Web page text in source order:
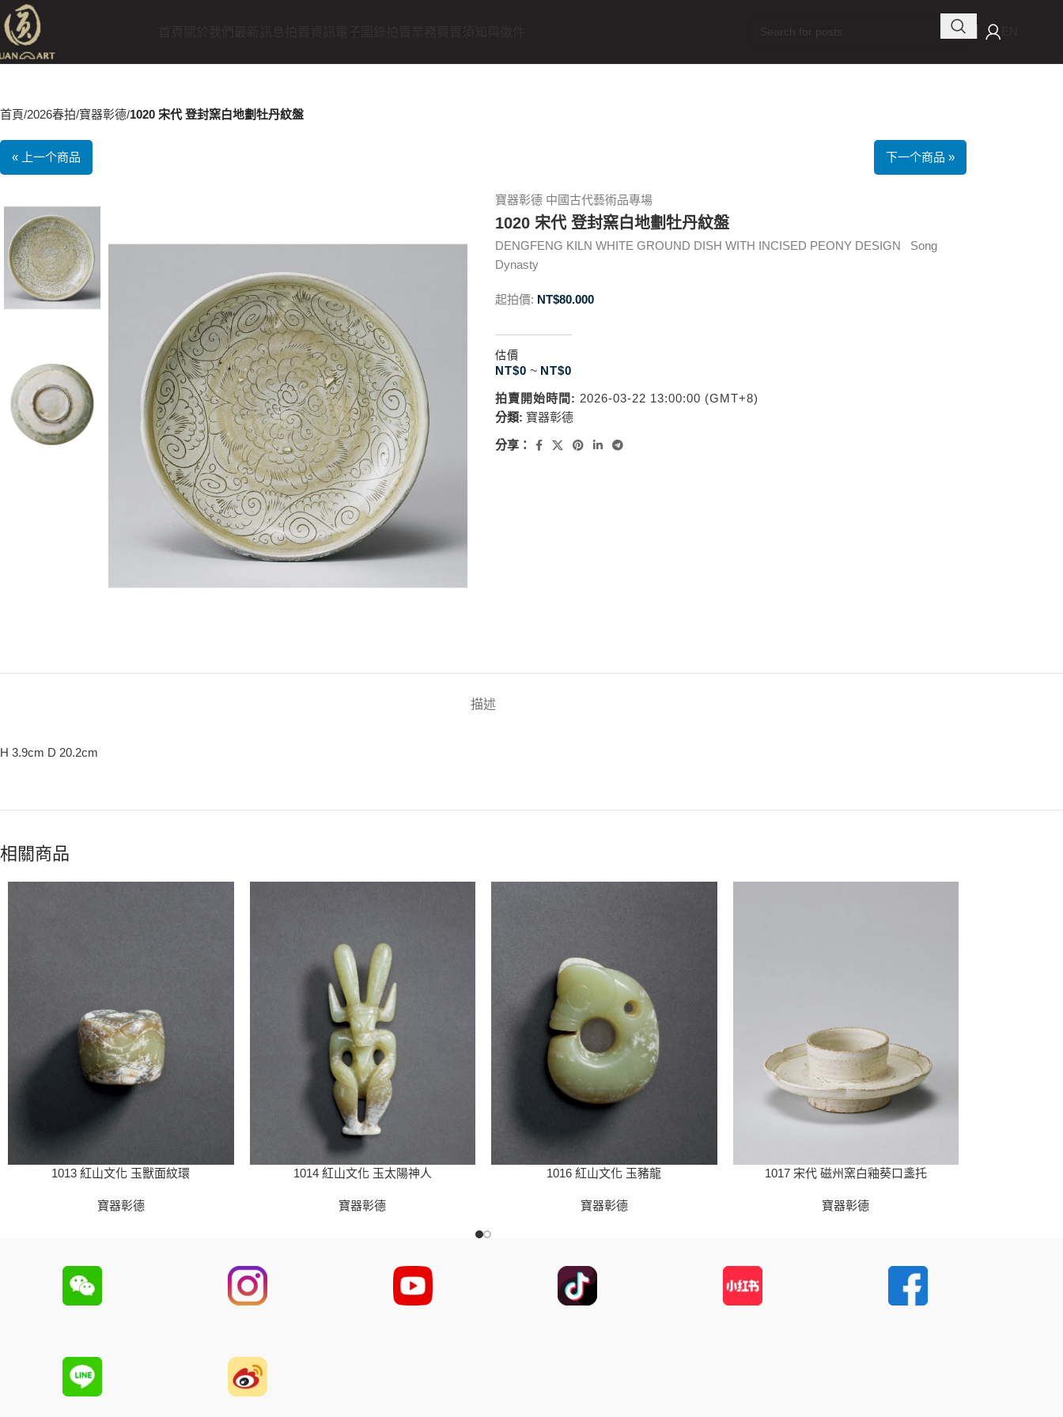
首頁 2026春拍 寶器彰德 1020 宋代 登封窯白地劃牡丹紋盤
« 上一个商品 下一个商品 »
寶器彰德 中國古代藝術品專場
1020 宋代 登封窯白地劃牡丹紋盤
DENGFENG KILN WHITE GROUND DISH WITH INCISED PEONY DESIGN Song
Dynasty
起拍價: NT$80.000
估價
NT$0 ~ NT$0
拍賣開始時間: 2026-03-22 13:00:00 (GMT+8)
分類: 寶器彰德
分享：
描述
H 3.9cm D 20.2cm
相關商品
1013 紅山文化 玉獸面紋環
寶器彰德
1014 紅山文化 玉太陽神人
寶器彰德
1016 紅山文化 玉豬龍
寶器彰德
1017 宋代 磁州窯白釉葵口盞托
寶器彰德